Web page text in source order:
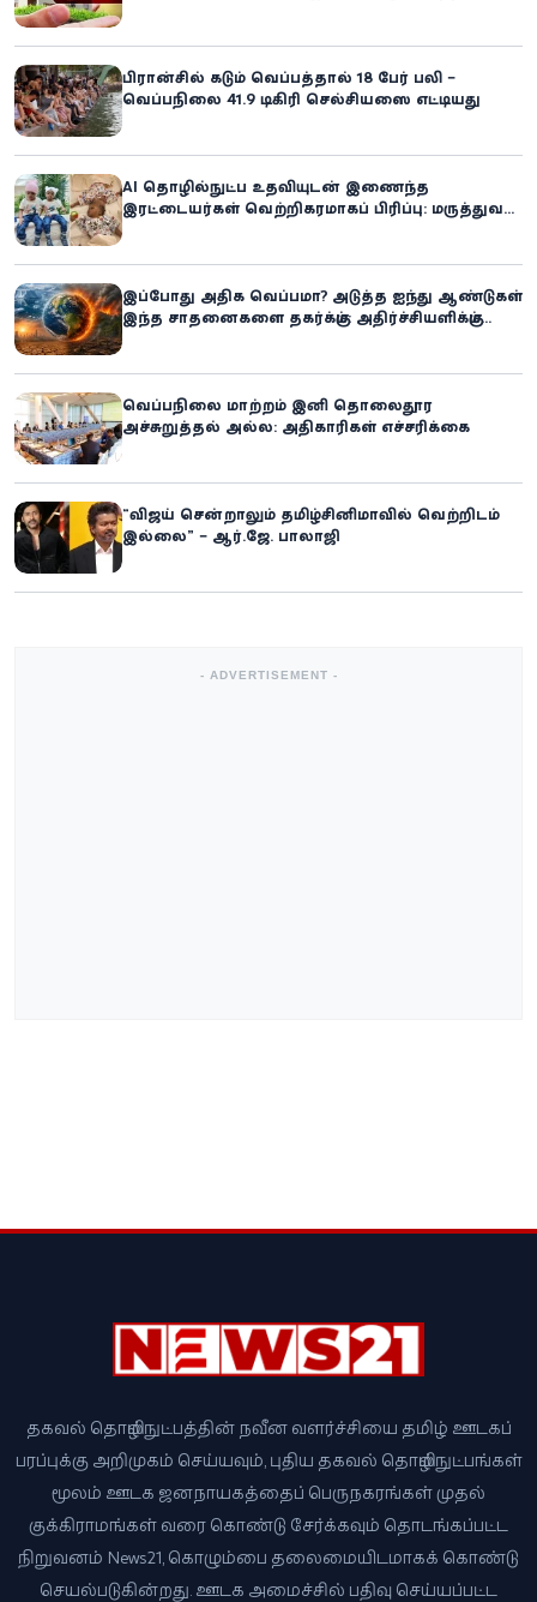
பிரான்சில் கடும் வெப்பத்தால் 18 பேர் பலி –
வெப்பநிலை 41.9 டிகிரி செல்சியஸை எட்டியது
AI தொழில்நுட்ப உதவியுடன் இணைந்த
இரட்டையர்கள் வெற்றிகரமாகப் பிரிப்பு: மருத்துவ
இப்போது அதிக வெப்பமா? அடுத்த ஐந்து ஆண்டுகள்
இந்த சாதனைகளை தகர்க்கும்: அதிர்ச்சியளிக்கும்
வெப்பநிலை மாற்றம் இனி தொலைதூர
அச்சுறுத்தல் அல்ல: அதிகாரிகள் எச்சரிக்கை
“விஜய் சென்றாலும் தமிழ்சினிமாவில் வெற்றிடம்
இல்லை” – ஆர்.ஜே. பாலாஜி
- ADVERTISEMENT -
தகவல் தொழில்நுட்பத்தின் நவீன வளர்ச்சியை தமிழ் ஊடகப்
பரப்புக்கு அறிமுகம் செய்யவும், புதிய தகவல் தொழில்நுட்பங்கள்
மூலம் ஊடக ஜனநாயகத்தைப் பெருநகரங்கள் முதல்
குக்கிராமங்கள் வரை கொண்டு சேர்க்கவும் தொடங்கப்பட்ட
நிறுவனம் News21, கொழும்பை தலைமையிடமாகக் கொண்டு
செயல்படுகின்றது. ஊடக அமைச்சில் பதிவு செய்யப்பட்ட